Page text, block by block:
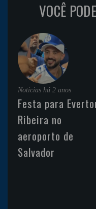
VOCÊ
Noticias há 2 anos
Festa para
Ribeira no
aeroporto de
Salvador